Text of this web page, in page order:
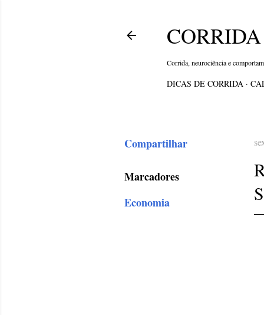
Corrida, neurociência e
DICAS DE CORRIDA
Compartilhar
Marcadores
Economia